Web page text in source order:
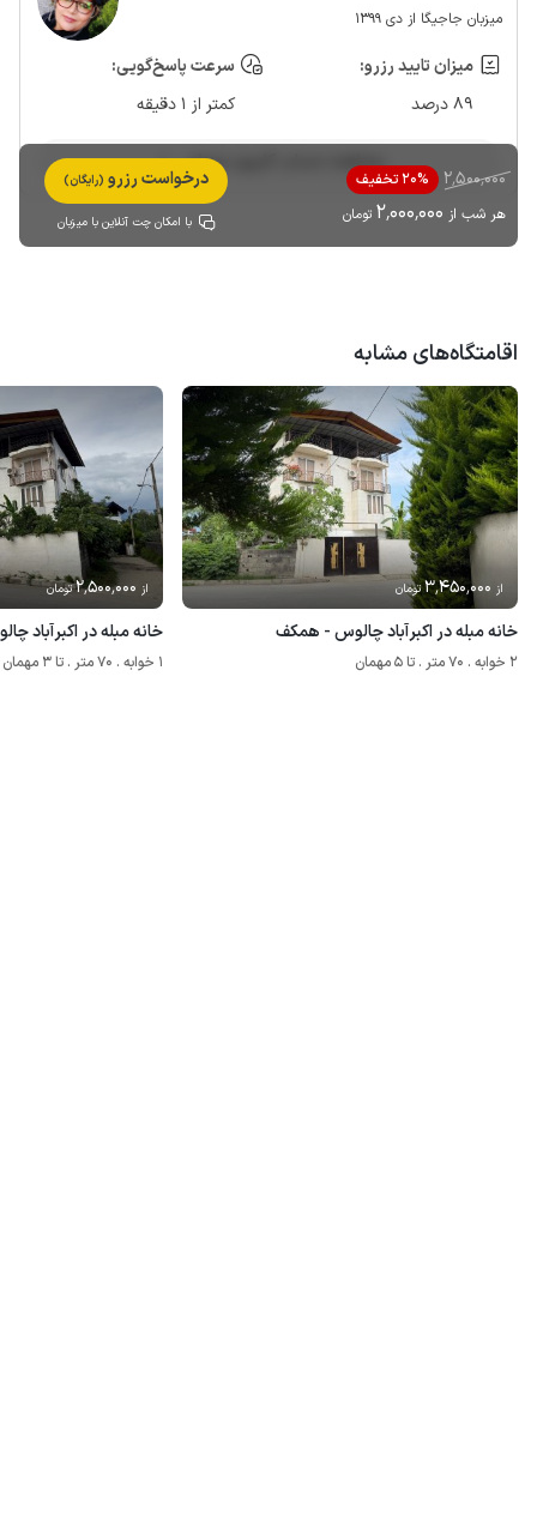
میزبان جاجیگا از دی 1399
میزان تایید رزرو:
89 درصد
سرعت پاسخ‌گویی:
کمتر از 1 دقیقه
مشاهده حساب کاربری میزبان
2٬500٬000
20% تخفیف
هر شب از 2٬000٬000 تومان
درخواست رزرو (رایگان)
با امکان چت آنلاین با میزبان
اقامتگاه‌های مشابه
از 3٬450٬000تومان
خانه مبله در اکبرآباد چالوس - همکف
2 خوابه . 70 متر . تا 5 مهمان
از 2٬500٬000تومان
خانه مبله در اکبرآباد
1 خوابه . 70 متر . تا 3 مهمان